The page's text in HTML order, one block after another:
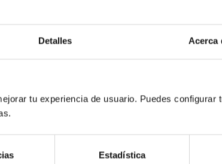
Detalles Acerca
tu experiencia de usuario. Puedes configurar
Estadística